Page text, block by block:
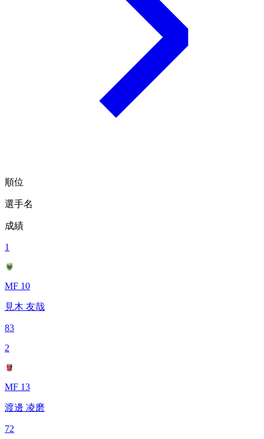
順位
選手名
成績
1
MF 10
見木 友哉
83
2
MF 13
渡邊 凌磨
72